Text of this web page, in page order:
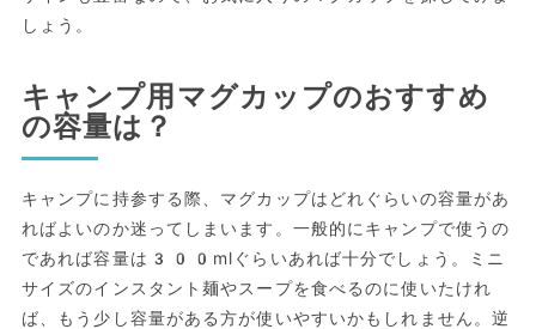
しょう。
キャンプ用マグカップのおすすめ
の容量は？
キャンプに持参する際、マグカップはどれぐらいの容量があ
ればよいのか迷ってしまいます。一般的にキャンプで使うの
であれば容量は300mlぐらいあれば十分でしょう。ミニ
サイズのインスタント麺やスープを食べるのに使いたけれ
ば、もう少し容量がある方が使いやすいかもしれません。逆